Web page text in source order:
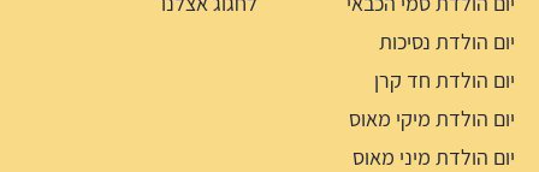
יום הולדת נסיכות
יום הולדת חד קרן
יום הולדת מיקי מאוס
יום הולדת מיני מאוס